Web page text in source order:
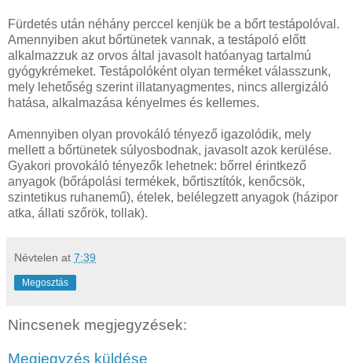
Fürdetés után néhány perccel kenjük be a bőrt testápolóval.
Amennyiben akut bőrtünetek vannak, a testápoló előtt
alkalmazzuk az orvos által javasolt hatóanyag tartalmú
gyógykrémeket. Testápolóként olyan terméket válasszunk,
mely lehetőség szerint illatanyagmentes, nincs allergizáló
hatása, alkalmazása kényelmes és kellemes.
Amennyiben olyan provokáló tényező igazolódik, mely
mellett a bőrtünetek súlyosbodnak, javasolt azok kerülése.
Gyakori provokáló tényezők lehetnek: bőrrel érintkező
anyagok (bőrápolási termékek, bőrtisztítók, kenőcsök,
szintetikus ruhanemű), ételek, belélegzett anyagok (házipor
atka, állati szőrök, tollak).
Névtelen at 7:39
Megosztás
Nincsenek megjegyzések:
Megjegyzés küldése